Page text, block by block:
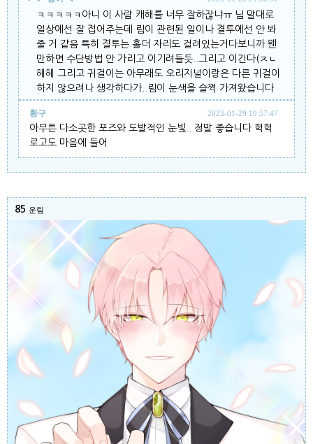
ㅋㅋㅋㅋㅋ아니 이 사람 캐해를 너무 잘하잖냐ㅠ 님 말대로
일상에선 잘 접어주는데 림이 관련된 일이나 결투에선 안 봐
줄 거 같음 특히 결투는 홀더 자리도 걸려있는거다보니까 웬
만하면 수단방법 안 가리고 이기려들듯..그리고 이긴다(ㅈㄴ
헤헤 그리고 귀걸이는 아무래도 오리지널이랑은 다른 귀걸이
하지 않으려나 생각하다가..림이 눈색을 슬쩍 가져왔습니다
황구 2023-01-29 19:57:47
아무튼 다소곳한 포즈와 도발적인 눈빛.. 정말 좋습니다 헉헉
로고도 마음에 들어
85 운림